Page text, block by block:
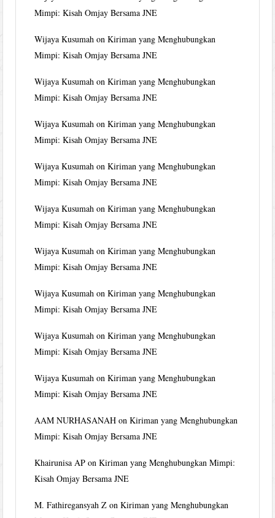
Mimpi: Kisah Omjay Bersama JNE
Wijaya Kusumah onKiriman yang Menghubungkan
Mimpi: Kisah Omjay Bersama JNE
Wijaya Kusumah onKiriman yang Menghubungkan
Mimpi: Kisah Omjay Bersama JNE
Wijaya Kusumah onKiriman yang Menghubungkan
Mimpi: Kisah Omjay Bersama JNE
Wijaya Kusumah onKiriman yang Menghubungkan
Mimpi: Kisah Omjay Bersama JNE
Wijaya Kusumah onKiriman yang Menghubungkan
Mimpi: Kisah Omjay Bersama JNE
Wijaya Kusumah onKiriman yang Menghubungkan
Mimpi: Kisah Omjay Bersama JNE
Wijaya Kusumah onKiriman yang Menghubungkan
Mimpi: Kisah Omjay Bersama JNE
Wijaya Kusumah onKiriman yang Menghubungkan
Mimpi: Kisah Omjay Bersama JNE
Wijaya Kusumah onKiriman yang Menghubungkan
Mimpi: Kisah Omjay Bersama JNE
AAM NURHASANAH onKiriman yang Menghubungkan
Mimpi: Kisah Omjay Bersama JNE
Khairunisa AP onKiriman yang Menghubungkan Mimpi:
Kisah Omjay Bersama JNE
M. Fathiregansyah Z onKiriman yang Menghubungkan